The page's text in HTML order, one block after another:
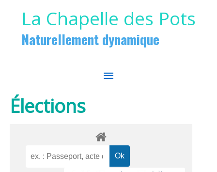
La Chapelle des Pots
Naturellement dynamique
MENU
Élections